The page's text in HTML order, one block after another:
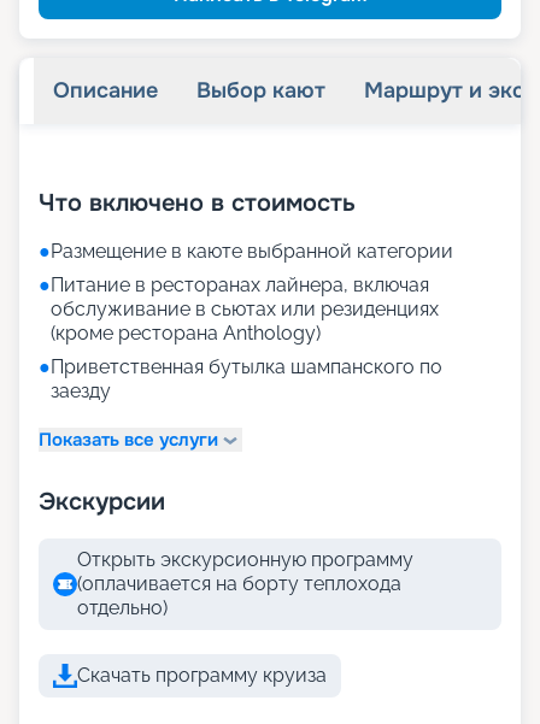
Описание Выбор кают Маршрут и
Что включено в стоимость
●Размещение в каюте выбранной категории
●Питание в ресторанах лайнера, включая
обслуживание в сьютах или резиденциях
(кроме ресторана Anthology)
●Приветственная бутылка шампанского по
заезду
Показать все услуги
Экскурсии
Открыть экскурсионную программу
(оплачивается на борту теплохода
отдельно)
Скачать программу круиза